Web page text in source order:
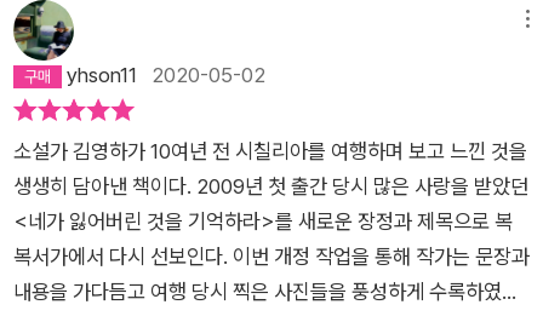
을 계획했다. 하던 일을 모두 그만두고 집도 내놨다. 그리하여 떠
난 여행은 시작부터 순조롭지 않았다. 열차가 지연되지 않나, 숙
소가 예상한 것과 다르지 않나, 예상치 못한 사건사고가 끊임없이
이어졌다. 당시만 해도 스마트폰도 없고, 인터넷 연결이 잘 안되
는 곳도 많았다. 열차 예약도 숙소 예약도 짧은 이탈리아어와 웬
만해선 통하지 않은 영어로 해결해야 했다. 그럼에도 불구하고 시
칠리아 여행을 마쳤을 때, 저자는 진심으로 여행하길 잘 했다고
생각했다. 단지 여행을 계기로 단조롭고 권태로웠던 일상으로부
터 벗어날 수 있었기 때문만은 아니었다. 먼 곳을 여행하며 낯선
하면 맞다. 대부, 섬? 또 뭐지 하는 낯설음으로 시작했다가 정말
불편하고 울화가 치밀수도 있겠지만 그럼에도 가고 싶은 곳이 되
게 만드는 작가만의 수다가 좋다. 시간이라곤 지키지 않는 기차를
디엠 하고 싶다 그리고 내 삶에도 마법같은 주문 하나가 생겼음
좋겠다. 그들의 (prego. E`caldo ) 같은 .그렇게 무너진 신전을
바라본다는 것은 이중으로 쓸쓸한 일이다.제우스나 헤라, 포세이
돈 같은 신들이상상 속의 존재에 불과하다는 것,인간이 세운 높고
위태로운 것은마침내 쓰러진다는 것을 알게 되기 때문이다.
yhson11 2020-05-02
소설가 김영하가 10여년 전 시칠리아를 여행하며 보고 느낀 것을
생생히 담아낸 책이다. 2009년 첫 출간 당시 많은 사랑을 받았던
<네가 잃어버린 것을 기억하라>를 새로운 장정과 제목으로 복
복서가에서 다시 선보인다. 이번 개정 작업을 통해 작가는 문장과
내용을 가다듬고 여행 당시 찍은 사진들을 풍성하게 수록하였다.